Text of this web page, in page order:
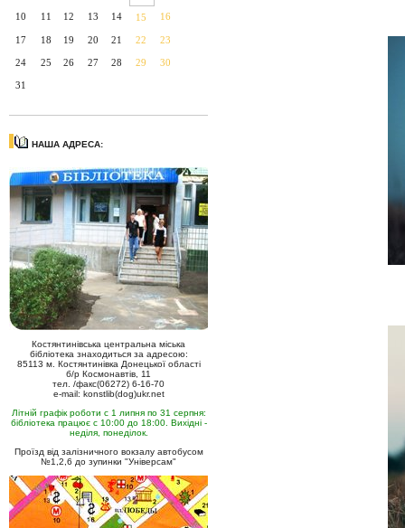
10 11 12 13 14 15 16
17 18 19 20 21 22 23
24 25 26 27 28 29 30
31
НАША АДРЕСА:
Костянтинівська центральна міська
бібліотека знаходиться за адресою:
85113 м. Костянтинівка Донецької області
б/р Космонавтів, 11
тел. /факс(06272) 6-16-70
e-mail: konstlib(dog)ukr.net
Літній графік роботи с 1 липня по 31 серпня:
бібліотека працює с 10:00 до 18:00. Вихідні -
неділя, понеділок.
Проїзд від залізничного вокзалу автобусом
№1,2,6 до зупинки "Універсам"